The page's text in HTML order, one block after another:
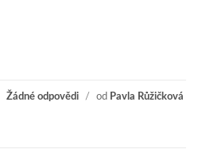
Žádné odpovědi / od Pavla Růžičková